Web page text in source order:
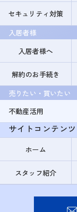
セキュリティ対策
入居者様
入居者様へ
解約のお手続き
売りたい・買いたい
不動産活用
サイトコンテンツ
ホーム
スタッフ紹介